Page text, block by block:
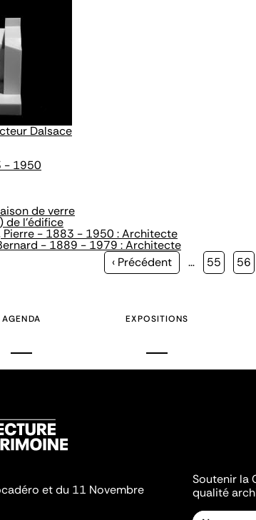
Dalsace
- 1950
de verre
de l'édifice
Pierre - 1883 - 1950 : Architecte
- 1889 - 1979 : Architecte
Page
‹ Précédent … Page
55 Page
56
AGENDA EXPOSITIONS
et du 11 Novembre
Soutenir la
qualité